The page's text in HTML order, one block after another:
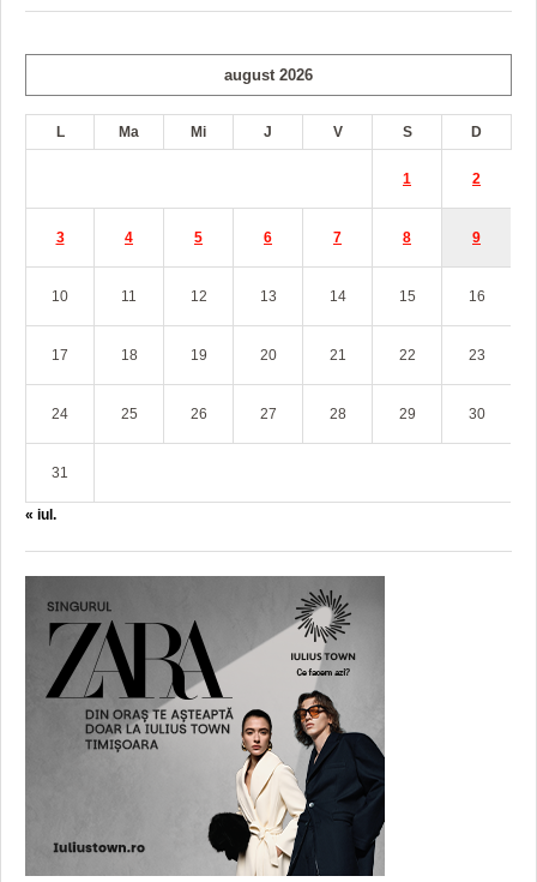
august 2026
L Ma Mi J V S D
1 2
3 4 5 6 7 8 9
10 11 12 13 14 15 16
17 18 19 20 21 22 23
24 25 26 27 28 29 30
31
« iul.